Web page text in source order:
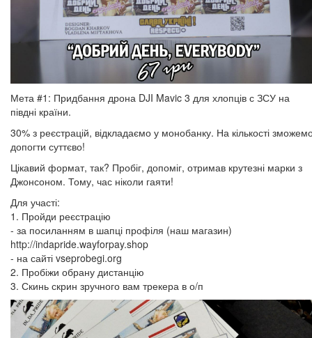
Мета #1: Придбання дрона DJI Mavic 3 для хлопців с ЗСУ на
півдні країни.
30% з реєстрацій, відкладаємо у монобанку. На кількості
допогти суттєво!
Цікавий формат, так? Пробіг, допоміг, отримав крутезні марки з
Джонсоном. Тому, час ніколи гаяти!
Для участі:
1. Пройди реєстрацію
- за посиланням в шапці профіля (наш магазин)
http://indapride.wayforpay.shop
- на сайті vseprobegi.org
2. Пробіжи обрану дистанцію
3. Скинь скрин зручного вам трекера в о/п